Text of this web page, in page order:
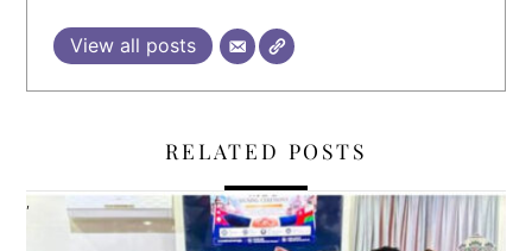
View all posts
RELATED POSTS